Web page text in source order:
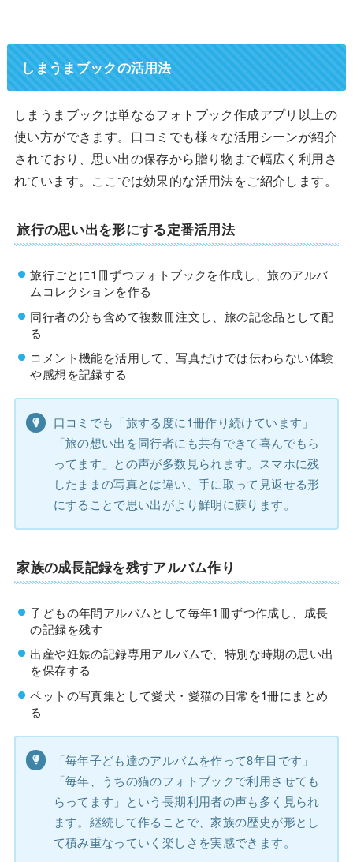
しまうまブックの活用法
しまうまブックは単なるフォトブック作成アプリ以上の
使い方ができます。口コミでも様々な活用シーンが紹介
されており、思い出の保存から贈り物まで幅広く利用さ
れています。ここでは効果的な活用法をご紹介します。
旅行の思い出を形にする定番活用法
旅行ごとに1冊ずつフォトブックを作成し、旅のアルバ
ムコレクションを作る
同行者の分も含めて複数冊注文し、旅の記念品として配
る
コメント機能を活用して、写真だけでは伝わらない体験
や感想を記録する
口コミでも「旅する度に1冊作り続けています」
「旅の想い出を同行者にも共有できて喜んでもら
ってます」との声が多数見られます。スマホに残
したままの写真とは違い、手に取って見返せる形
にすることで思い出がより鮮明に蘇ります。
家族の成長記録を残すアルバム作り
子どもの年間アルバムとして毎年1冊ずつ作成し、成長
の記録を残す
出産や妊娠の記録専用アルバムで、特別な時期の思い出
を保存する
ペットの写真集として愛犬・愛猫の日常を1冊にまとめ
る
「毎年子ども達のアルバムを作って8年目です」
「毎年、うちの猫のフォトブックで利用させても
らってます」という長期利用者の声も多く見られ
ます。継続して作ることで、家族の歴史が形とし
て積み重なっていく楽しさを実感できます。